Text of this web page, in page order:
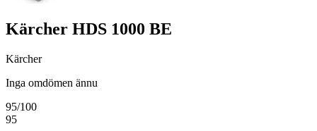
Kärcher HDS 1000 BE
Kärcher
Inga omdömen ännu
95/100
95